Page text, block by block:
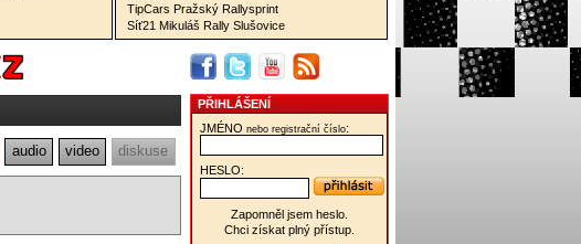
TipCars Pražský Rallysprint
Síť21 Mikuláš Rally Slušovice
audio video diskuse
PŘIHLÁŠENÍ
JMÉNO nebo registrační číslo:
HESLO:
Zapomněl jsem heslo.
Chci získat plný přístup.